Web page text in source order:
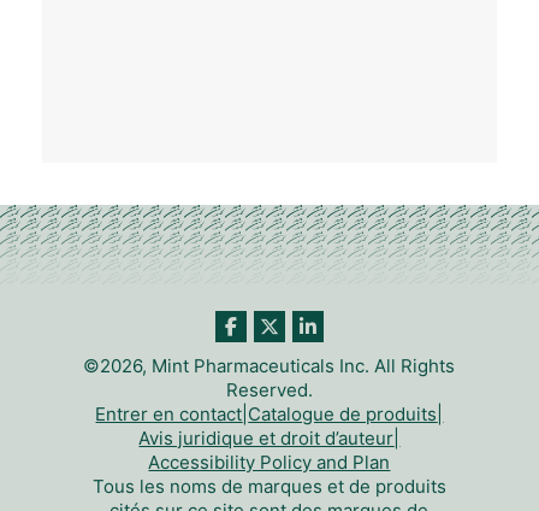
©2026, Mint Pharmaceuticals Inc. All Rights
Reserved.
Entrer en contact Catalogue de produits
Avis juridique et droit d’auteur
Accessibility Policy and Plan
Tous les noms de marques et de produits